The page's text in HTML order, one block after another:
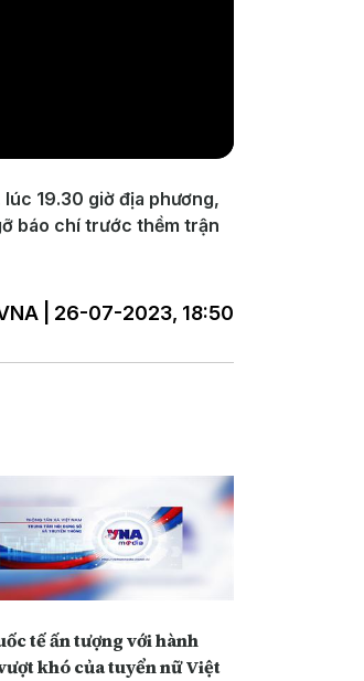
19.30 giờ địa phương,
báo chí trước thềm trận
| 26-07-2023, 18:50
tế ấn tượng với hành
khó của tuyển nữ Việt